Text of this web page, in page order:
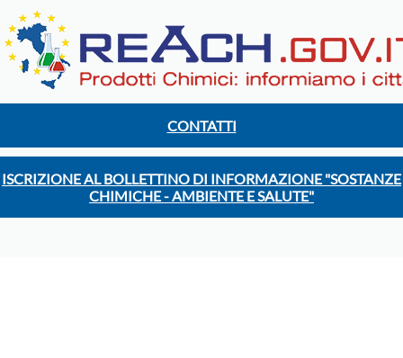
CONTATTI
ISCRIZIONE AL BOLLETTINO DI INFORMAZIONE "SOSTANZE
CHIMICHE - AMBIENTE E SALUTE"